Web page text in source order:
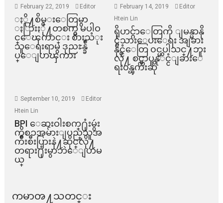
February 22, 2019 Editor
ႏို႔စိမ္းေတြမွာ
ႏြားႏို႔တစက္မွ မပါဝ
င္ေၾကာင္း စားသံုး
သူေရးရာမွ ဒုညႊန္ခ်ဳ
ပ္ေျပာၾကား
February 14, 2019
Editor
Htein Lin
ရိုဟင္ဂ်ာေတြကို ျမန္မာနို
င္ငံသားေပးေရး အျခား
နိုင္ငံေတြ ၀င္မပါသင္႔ဘူး
လို႔ စင္ကာပူနုိင္ငံျခားေ
ရး၀န္ၾကီးဆို
September 10, 2019
Editor
Htein Lin
BPI ​ေဆးဝါးစက္​႐ုံးမွဴး
ကိစၥအမ်ားျပည္​သူအ
က်ိဳးစီးပြားနဲ႔ဆိုင္​လို႔
တရား႐ုံးမွာဘဲေျပာမ
ယ္​
ကမာၻ႔သတင္း